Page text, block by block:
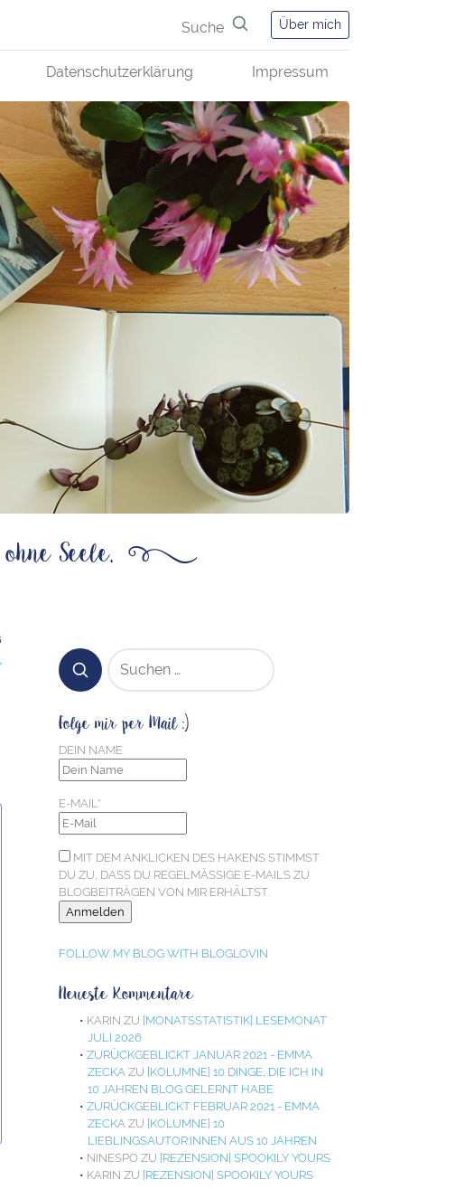
Suche Über mich
Datenschutzerklärung Impressum
Seele. ß
SUCHEN NACH:
Folge mir per Mail :)
DEIN NAME
E-MAIL*
MIT DEM ANKLICKEN DES HAKENS STIMMST
DU ZU, DASS DU REGELMÄSSIGE E-MAILS ZU B
LOGBEITRÄGEN VON MIR ERHÄLTST.
FOLLOW MY BLOG WITH BLOGLOVIN
Neueste Kommentare
KARIN ZU [MONATSSTATISTIK] LESEMONAT
JULI 2026
ZURÜCKGEBLICKT JANUAR 2021 - EMMA
ZECKA ZU [KOLUMNE] 10 DINGE, DIE ICH IN
10 JAHREN BLOG GELERNT HABE
ZURÜCKGEBLICKT FEBRUAR 2021 - EMMA
ZECKA ZU [KOLUMNE] 10
LIEBLINGSAUTOR:INNEN AUS 10 JAHREN
NINESPO ZU [REZENSION] SPOOKILY YOURS
KARIN ZU [REZENSION] SPOOKILY YOURS